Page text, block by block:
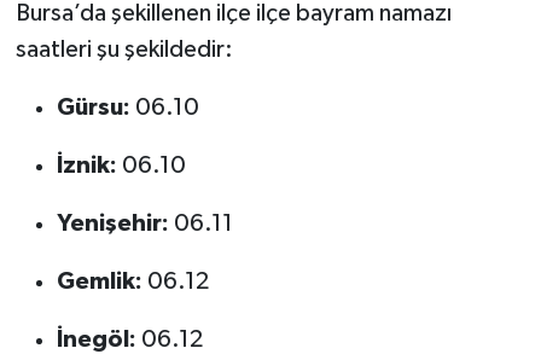
Bursa’da şekillenen ilçe ilçe bayram namazı
saatleri şu şekildedir:
Gürsu: 06.10
İznik: 06.10
Yenişehir: 06.11
Gemlik: 06.12
İnegöl: 06.12